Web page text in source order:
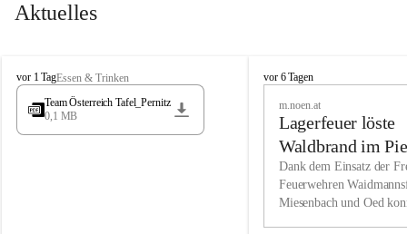
wunderschöne Naturschneepisten, die zum Schifahren oder
vielfältige Angebot unserer Kulturvereine.
Überzeugen Sie sich selbst, dass Sie in Miesenbach sowie
in den Beherbergungsbetrieben, Gaststätten und urigen
Wir kennen Miesenbach als lebens- und liebenswerten Ort.
Tradition und Innovation werden ebenso groß geschrieben
Aktuelles
M
i
s
vor 1 TagEssen & Trinken
Team Österreich Tafel_Pernitz
0,1 MB
M
h
vor 6 Tagen
m.noen.at
Lagerfeuer löste
Waldbrand im
aus
Dank dem Einsatz der
Feuerwehren
Miesenbach und Oed